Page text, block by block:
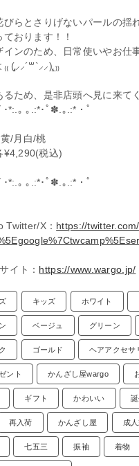
らとさりげないパールの揺
おります！！
インのため、日常使いやお仕
(̨̡⸝⸝´꒳`⸝⸝)̧̢ ₎₎
ため、是非店頭へ見に来て
*:.｡ ｡.:*･ﾟ✽.｡.:*・ﾟ
/月白/桃
税込)
*:.｡ ｡.:*･ﾟ✽.｡.:*・ﾟ
X： https://
イト： https://www.wargo.jp/
キッズ ホワイト
ベージュ グリーン
ゴールド ヘアアクセサ
ント かんざし屋wargo
ギフト かわいい 誕
再入荷 かんざし屋 成
七五三 振袖 着物